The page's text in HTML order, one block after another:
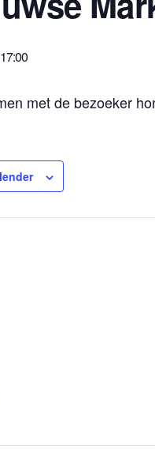
17:00
met de bezoeker